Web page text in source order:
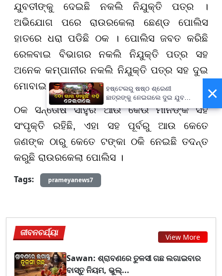
ଯୁବତୀଙ୍କୁ ଦେଇଛି ନକଲି ନିଯୁକ୍ତି ପତ୍ର ।
ଅଭିଯୋଗ ପରେ ରାଉରକେଲା ଛେଣ୍ଡ ପୋଲିସ
ହାତରେ ଧରା ପଡିଛି ଠକ । ପୋଲିସ ଜବତ କରିଛି
ରେଳବାଇ ବିଭାଗର ନକଲି ନିଯୁକ୍ତି ପତ୍ର ସହ
ଅନେକ କମ୍ପାନୀର ନକଲି ନିଯୁକ୍ତି ପତ୍ର ସହ ଦୁଇ
ମୋବାଇଲ ।
ଠକ ସନ୍ତୋଷ ସାହୁର ଆଉ କେଉଁ ମାନଙ୍କ ସହ
ସଂପୃକ୍ତି ରହିଛି, ଏହା ସହ ପୂର୍ବରୁ ଆଉ କେତେ
ଜଣଙ୍କ ଠାରୁ କେତେ ଟଙ୍କା ଠକି ନେଇଛି ତଦନ୍ତ
କରୁଛି ରାଉରକେଲା ପୋଲିସ ।
Tags:
prameyanews7
ଜୀବନଚର୍ଯ୍ୟା View More
Sawan: ଶ୍ରାବଣରେ ତୁଳସୀ ଗଛ ଲଗାଇବାର
ବାସ୍ତୁ ନିୟମ, ଭୁଲ୍...
×
ହଷ୍ଟେଲରୁ ଷଷ୍ଠ ଶ୍ରେଣୀ
ଛାତ୍ରଙ୍କୁ ନେଇଗଲେ ଦୁଇ ଯୁବକ,
ପୁଅକୁ ଖୋଜି ଆଣିବାକୁ ମାଆଙ୍କ
ନିବେଦନ